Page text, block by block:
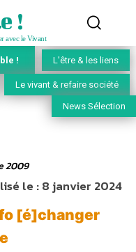
!
avec le Vivant
! L'être & les liens
Le vivant & refaire société
News Sélection
2009
le :8 janvier 2024
[é]changer